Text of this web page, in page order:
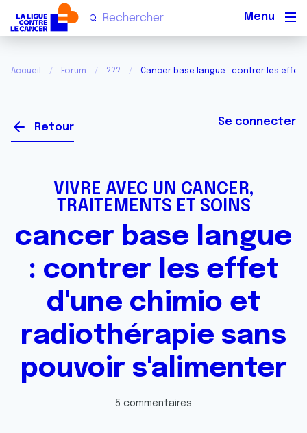
Accueil Forum ??? Cancer base langue : contrer les effet
Retour Se connecter
VIVRE AVEC UN CANCER,
TRAITEMENTS ET SOINS
cancer base langue
: contrer les effet
d'une chimio et
radiothérapie sans
pouvoir s'alimenter
5 commentaires